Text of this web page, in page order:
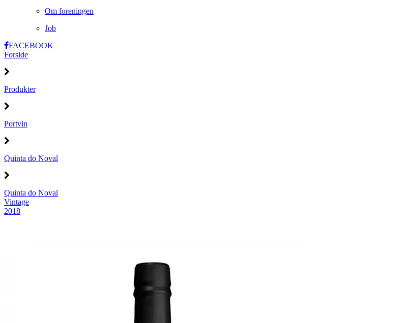
Om foreningen
Job
FACEBOOK
Forside
Produkter
Portvin
Quinta do Noval
Quinta do Noval
Vintage
2018